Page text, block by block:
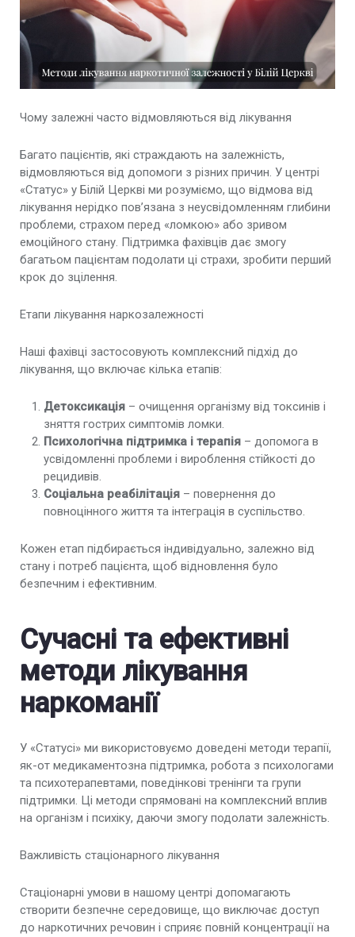
Лікування залежності від метамфетаміну у
Лікування залежності від мефедрону у Києві
Лікування залежності від Екстазі у Києві
Лікування залежності від марихуани у Києві
Лікування метадонової залежності у Києві
Лікування спайсової залежності у Києві
Лікування сольової залежності у Києві
Імплантація Продетоксон
Екстрена наркологічна допомога
Зняття наркотичної ломки вдома
Зняття ломки УБОД
Виклик нарколога анонімно
Лікування наркоманії в стаціонарі
Лікування героїнової залежності
Лікування кокаїнової залежності
Лікування опіоїдної залежності
Лікування залежності від амфетаміну
Лікування спайсової залежності
Лікування метадонової залежності
Лікування залежності від мефедрону
Чому залежні часто відмовляються від лікування
Багато пацієнтів, які страждають на залежність,
відмовляються від допомоги з різних причин. У центрі
«Статус» у Білій Церкві ми розуміємо, що відмова від
лікування нерідко пов’язана з неусвідомленням глибини
проблеми, страхом перед «ломкою» або зривом
емоційного стану. Підтримка фахівців дає змогу
багатьом пацієнтам подолати ці страхи, зробити перший
крок до зцілення.
Етапи лікування наркозалежності
Наші фахівці застосовують комплексний підхід до
лікування, що включає кілька етапів:
Детоксикація – очищення організму від токсинів і
зняття гострих симптомів ломки.
Психологічна підтримка і терапія – допомога в
усвідомленні проблеми і вироблення стійкості до
рецидивів.
Соціальна реабілітація – повернення до
повноцінного життя та інтеграція в суспільство.
Кожен етап підбирається індивідуально, залежно від
стану і потреб пацієнта, щоб відновлення було
безпечним і ефективним.
Сучасні та ефективні
методи лікування
наркоманії
У «Статусі» ми використовуємо доведені методи терапії,
як-от медикаментозна підтримка, робота з психологами
та психотерапевтами, поведінкові тренінги та групи
підтримки. Ці методи спрямовані на комплексний вплив
на організм і психіку, даючи змогу подолати залежність.
Важливість стаціонарного лікування
Стаціонарні умови в нашому центрі допомагають
створити безпечне середовище, що виключає доступ
до наркотичних речовин і сприяє повній концентрації на